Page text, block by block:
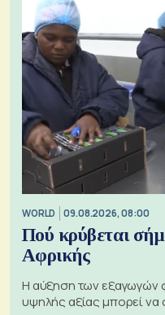
WORLD 09.08.2026, 08:00
Πού κρύβεται
Αφρικής
Η αύξηση των εξαγωγών
υψηλής αξίας μπορεί να